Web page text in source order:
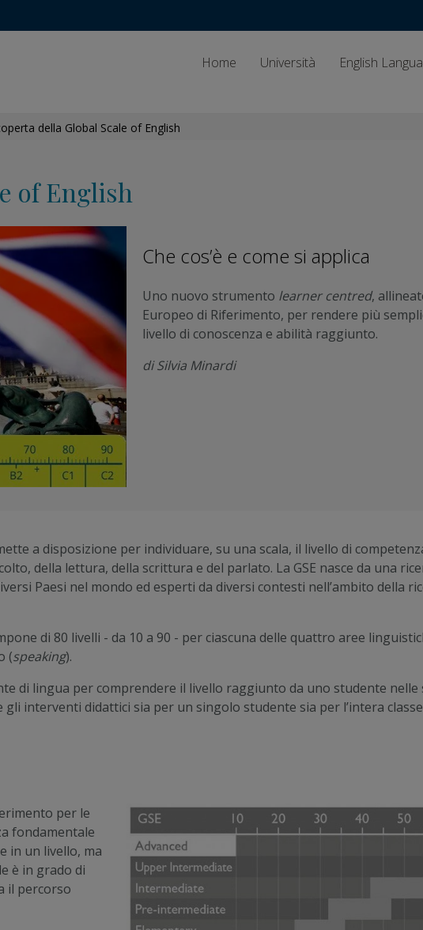
Home Università English
della Global Scale of English
of English
Che cos’è e come si applica
Uno nuovo strumento learner centred,
Europeo di Riferimento, per rendere più
livello di conoscenza e abilità raggiunto.
di Silvia Minardi
a disposizione per individuare, su una scala, il livello di
della lettura, della scrittura e del parlato. La GSE nasce da una
Paesi nel mondo ed esperti da diversi contesti nell’ambito della
di 80 livelli - da 10 a 90 - per ciascuna delle quattro aree
(speaking).
di lingua per comprendere il livello raggiunto da uno studente
interventi didattici sia per un singolo studente sia per l’intera
per le
fondamentale
in un livello, ma
è in grado di
il percorso